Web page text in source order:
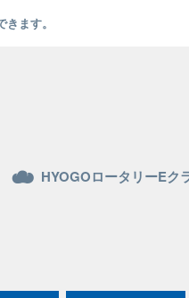
ます。
HYOGOロータリーEク